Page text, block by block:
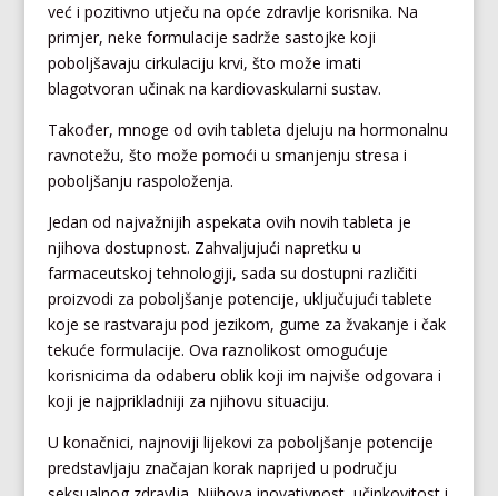
već i pozitivno utječu na opće zdravlje korisnika. Na
primjer, neke formulacije sadrže sastojke koji
poboljšavaju cirkulaciju krvi, što može imati
blagotvoran učinak na kardiovaskularni sustav.
Također, mnoge od ovih tableta djeluju na hormonalnu
ravnotežu, što može pomoći u smanjenju stresa i
poboljšanju raspoloženja.
Jedan od najvažnijih aspekata ovih novih tableta je
njihova dostupnost. Zahvaljujući napretku u
farmaceutskoj tehnologiji, sada su dostupni različiti
proizvodi za poboljšanje potencije, uključujući tablete
koje se rastvaraju pod jezikom, gume za žvakanje i čak
tekuće formulacije. Ova raznolikost omogućuje
korisnicima da odaberu oblik koji im najviše odgovara i
koji je najprikladniji za njihovu situaciju.
U konačnici, najnoviji lijekovi za poboljšanje potencije
predstavljaju značajan korak naprijed u području